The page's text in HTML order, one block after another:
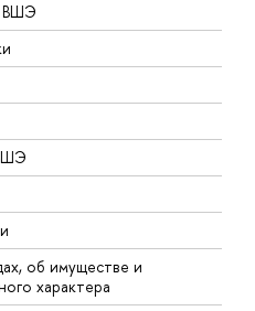
ВШЭ
об имуществе и
характера